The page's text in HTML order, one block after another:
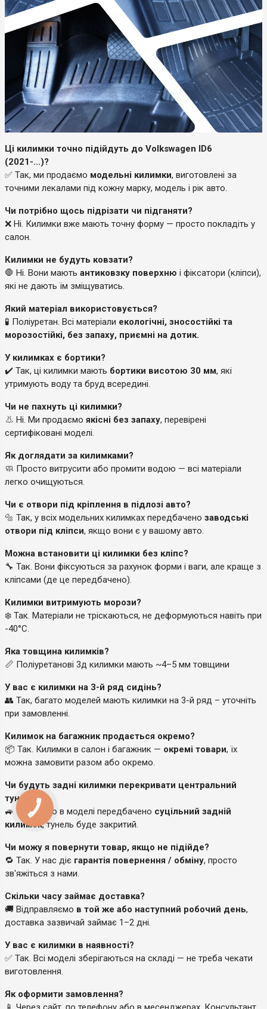
Ці килимки точно підійдуть до Volkswagen ID6
(2021-...)?
✅ Так, ми продаємо модельні килимки, виготовлені за
точними лекалами під кожну марку, модель і рік авто.
Чи потрібно щось підрізати чи підганяти?
❌ Ні. Килимки вже мають точну форму — просто покладіть у
салон.
Килимки не будуть ковзати?
🛑 Ні. Вони мають антиковзку поверхню і фіксатори (кліпси),
які не дають їм зміщуватись.
Який матеріал використовується?
🧪 Поліуретан. Всі матеріали екологічні, зносостійкі та
морозостійкі, без запаху, приємні на дотик.
У килимках є бортики?
✔️ Так, ці килимки мають бортики висотою 30 мм, які
утримують воду та бруд всередині.
Чи не пахнуть ці килимки?
👃 Ні. Ми продаємо якісні без запаху, перевірені
сертифіковані моделі.
Як доглядати за килимками?
🧼 Просто витрусити або промити водою — всі матеріали
легко очищуються.
Чи є отвори під кріплення в підлозі авто?
🔩 Так, у всіх модельних килимках передбачено заводські
отвори під кліпси, якщо вони є у вашому авто.
Можна встановити ці килимки без кліпс?
🔧 Так. Вони фіксуються за рахунок форми і ваги, але краще з
кліпсами (де це передбачено).
Килимки витримують морози?
❄️ Так. Матеріали не тріскаються, не деформуються навіть при
-40°C.
Яка товщина килимків?
📏 Поліуретанові 3д килимки мають ~4–5 мм товщини
У вас є килимки на 3-й ряд сидінь?
👥 Так, багато моделей мають килимки на 3-й ряд – уточніть
при замовленні.
Килимок на багажник продається окремо?
📦 Так. Килимки в салон і багажник — окремі товари, їх
можна замовити разом або окремо.
Чи будуть задні килимки перекривати центральний
тунель?
🚙 Так, якщо в моделі передбачено суцільний задній
килимок, тунель буде закритий.
Чи можу я повернути товар, якщо не підійде?
🔁 Так. У нас діє гарантія повернення / обміну, просто
зв'яжіться з нами.
Скільки часу займає доставка?
🚚 Відправляємо в той же або наступний робочий день,
доставка зазвичай займає 1–2 дні.
У вас є килимки в наявності?
✅ Так. Всі моделі зберігаються на складі — не треба чекати
виготовлення.
Як оформити замовлення?